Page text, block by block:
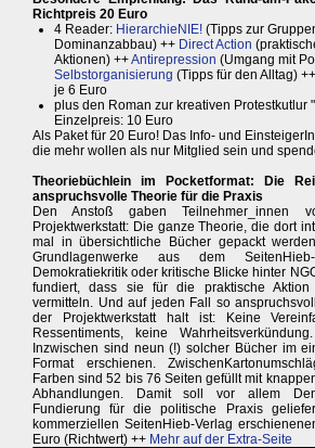
Richtpreis 20 Euro
4 Reader: HierarchieNIE! (Tipps zur
Dominanzabbau) ++ Direct Action
Aktionen) ++Antirepression (Umgang mit
Selbstorganisierung (Tipps für den Alltag)
je 6 Euro
plus den Roman zur kreativen Protestkutlur "
Einzelpreis: 10 Euro
Als Paket für 20 Euro! Das Info- und
die mehr wollen als nur Mitglied sein und
Theoriebüchlein im Pocketformat: Die
anspruchsvolle Theorie für die Praxis
Den Anstoß gaben Teilnehmer_innen
Projektwerkstatt: Die ganze Theorie, die dort
mal in übersichtliche Bücher gepackt
Grundlagenwerke aus dem
Demokratiekritik oder kritische Blicke hinter
fundiert, dass sie für die praktische Aktion
vermitteln. Und auf jeden Fall so
der Projektwerkstatt halt ist: Keine
Ressentiments, keine
Inzwischen sind neun (!) solcher Bücher im
Format erschienen.
Farben sind 52 bis 76 Seiten gefüllt mit
Abhandlungen. Damit soll vor allem
Fundierung für die politische Praxis
kommerziellen SeitenHieb-Verlag
Euro (Richtwert) ++ Mehr auf der Extra-Seite